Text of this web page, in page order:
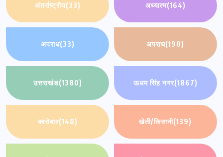
अंतर्राष्ट्रीय(33) अध्यात्म(164)
अपराध(33) अपराध(190)
उत्तराखंड(1380) ऊधम सिंह नगर(1867)
कारोबार(148) खेती/किसानी(139)